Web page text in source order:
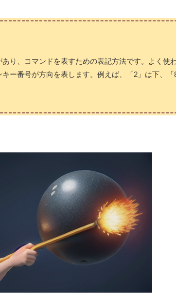
り、コマンドを表すための表記方法です。よく使
ー番号が方向を表します。例えば、「2」は下、「